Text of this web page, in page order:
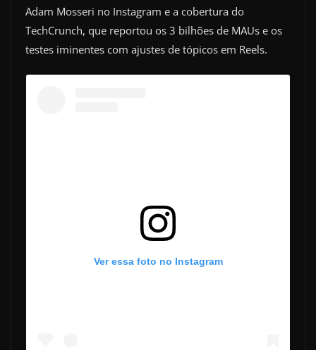
Adam Mosseri no Instagram e a cobertura do
TechCrunch, que reportou os 3 bilhões de MAUs e os
testes iminentes com ajustes de tópicos em Reels.
Ver essa foto no Instagram